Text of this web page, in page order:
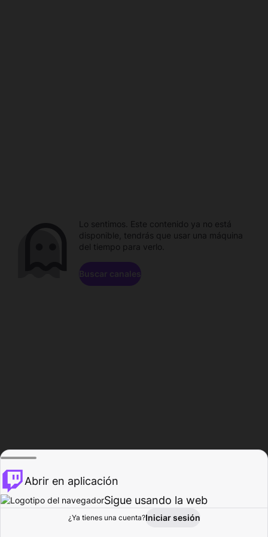
Explorar Actividad
Lo sentimos. Este contenido ya no está
disponible, tendrás que usar una máquina
del tiempo para verlo.
Buscar canales
Abrir en aplicación
Sigue usando la web
¿Ya tienes una cuenta?Iniciar sesión